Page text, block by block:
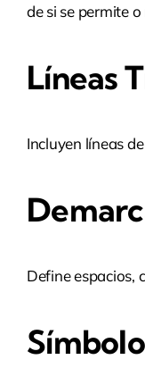
de si se permite
Líneas
Incluyen líneas
Define espacios,